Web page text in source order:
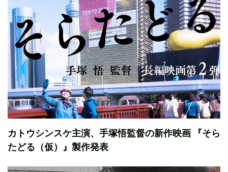
カトウシンスケ主演、手塚悟監督の新作映画 『そら
たどる（仮）』製作発表